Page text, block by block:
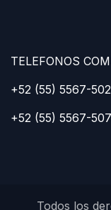
TELEFONOS
+52 (55) 5567-
+52 (55) 5567-
Todos los